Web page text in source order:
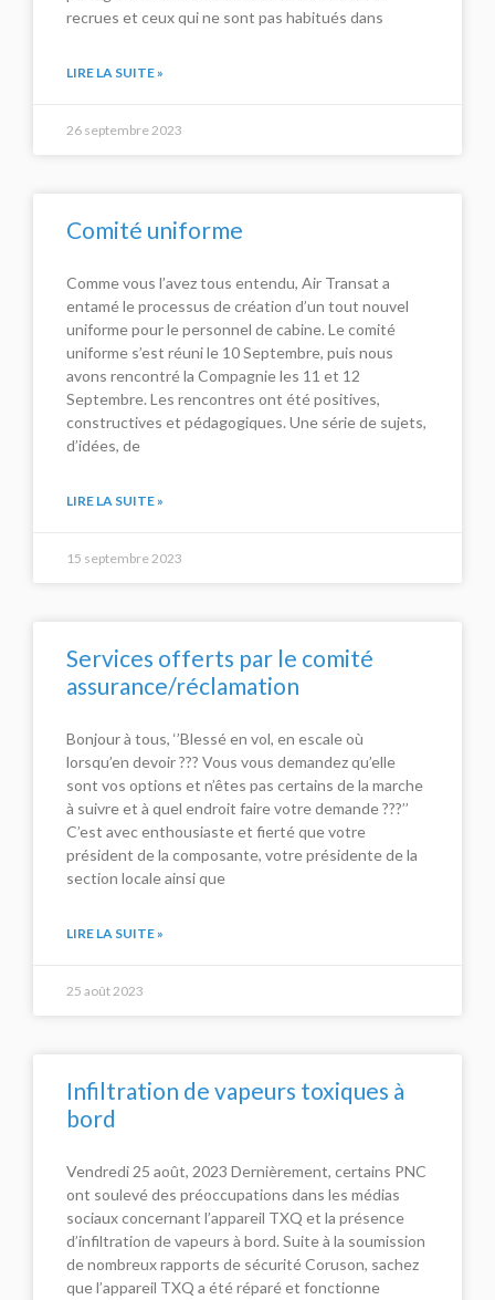
recrues et ceux qui ne sont pas habitués dans
LIRE LA SUITE »
26 septembre 2023
Comité uniforme
Comme vous l’avez tous entendu, Air Transat a
entamé le processus de création d’un tout nouvel
uniforme pour le personnel de cabine. Le comité
uniforme s’est réuni le 10 Septembre, puis nous
avons rencontré la Compagnie les 11 et 12
Septembre. Les rencontres ont été positives,
constructives et pédagogiques. Une série de sujets,
d’idées, de
LIRE LA SUITE »
15 septembre 2023
Services offerts par le comité
assurance/réclamation
Bonjour à tous, ‘’Blessé en vol, en escale où
lorsqu’en devoir ??? Vous vous demandez qu’elle
sont vos options et n’êtes pas certains de la marche
à suivre et à quel endroit faire votre demande ???’’
C’est avec enthousiaste et fierté que votre
président de la composante, votre présidente de la
section locale ainsi que
LIRE LA SUITE »
25 août 2023
Infiltration de vapeurs toxiques à
bord
Vendredi 25 août, 2023 Dernièrement, certains PNC
ont soulevé des préoccupations dans les médias
sociaux concernant l’appareil TXQ et la présence
d’infiltration de vapeurs à bord. Suite à la soumission
de nombreux rapports de sécurité Coruson, sachez
que l’appareil TXQ a été réparé et fonctionne